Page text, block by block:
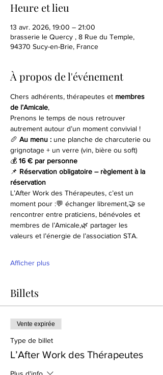
Heure et lieu
13 avr. 2026, 19:00 – 21:00
brasserie le Quercy , 8 Rue du Temple,
94370 Sucy-en-Brie, France
À propos de l'événement
Chers adhérents, thérapeutes et membres
de l’Amicale,
Prenons le temps de nous retrouver
autrement autour d’un moment convivial !
🥖 Au menu : une planche de charcuterie ou
grignotage + un verre (vin, bière ou soft)
💰 16 € par personne
📌 Réservation obligatoire – règlement à la
réservation
L’After Work des Thérapeutes, c’est un
moment pour :💬 échanger librement,🤝 se
rencontrer entre praticiens, bénévoles et
membres de l’Amicale,🌿 partager les
valeurs et l’énergie de l’association STA.
Afficher plus
Billets
Vente expirée
Type de billet
L’After Work des Thérapeutes